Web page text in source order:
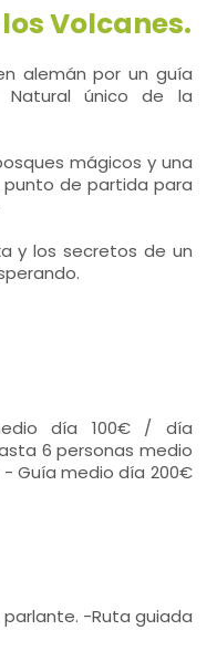
Volcanes.
alemán por un guía
único de la
mágicos y una
de partida para
y los secretos de un
día 100€ / día
6 personas medio
Guía medio día 200€
-Ruta guiada